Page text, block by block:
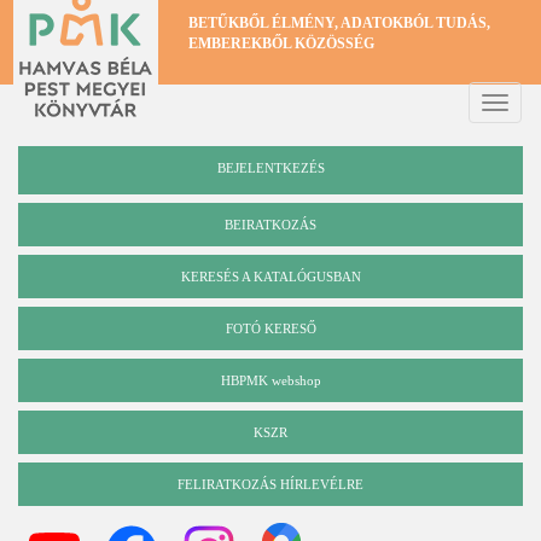
Ugrás
tartalomra
BETŰKBŐL ÉLMÉNY, ADATOKBÓL TUDÁS,
EMBEREKBŐL KÖZÖSSÉG
Toggle
BEJELENTKEZÉS
BEIRATKOZÁS
Katalógus
KERESÉS A KATALÓGUSBAN
FOTÓ KERESŐ
HBPMK webshop
KSZR
FELIRATKOZÁS HÍRLEVÉLRE